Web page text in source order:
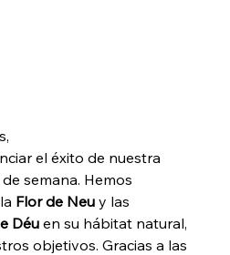
el éxito de nuestra
semana. Hemos
Flor de Neu y las
Déu en su hábitat natural,
objetivos. Gracias a las